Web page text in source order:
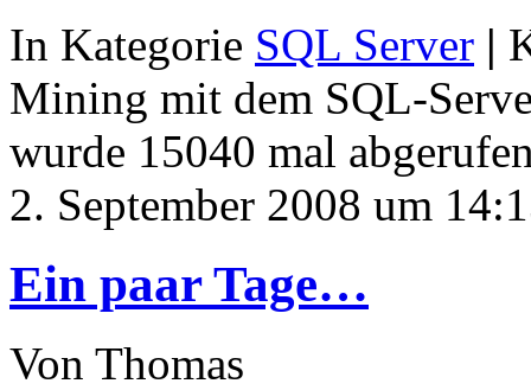
In Kategorie SQL Server |
Mining mit dem SQL-
wurde 15040 mal
2. September 2008 um
Ein paar Tage…
Von Thomas